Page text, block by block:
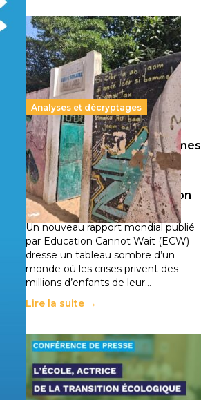
Analyses et décryptages
258 millions d’enfants victimes
de la guerre, des chocs
climatiques et des
déplacements de population
11 juillet 2026 -National
Un nouveau rapport mondial publié
par Education Cannot Wait (ECW)
dresse un tableau sombre d’un
monde où les crises privent des
millions d’enfants de leur…
Lire la suite →